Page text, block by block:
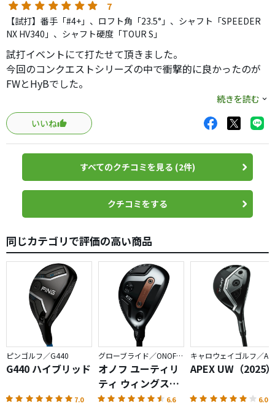
7
【試打】番手「#4+」、ロフト角「23.5°」、シャフト「SPEEDER
NX HV340」、シャフト硬度「TOUR S」
試打イベントにて打たせて頂きました。
今回のコンクエストシリーズの中で衝撃的に良かったのが
FWとHyBでした。
飛ぶわ曲がらないわ高さは出るわミスには強いわで本当に
文句なしでした。
見た目もスッキリしていて構えやすいですし、その場で衝
動的に購入を考えるくらい素晴らしいクラブでした。
何より純正シャフトが素晴らしく、試打したのは70ｇ台の
TourSスペックでしたが、ヘッドとマッチしていて非常に
私のHSはトラックマン表記でドライバー40後半あたりです
タム要らずなのを考えるとコストパフォーマンスの面でも
優れていると思います。
初心者〜上級者まで問題なく使える素晴らしいクラブだと
思いました。
続きを読む
いいね
すべてのクチコミを見る (2件)
クチコミをする
同じカテゴリで評価の高い商品
ピンゴルフ／G440
G440 ハイブリッド
7.0
グローブライド／ONOFF AKA
オノフ ユーティリ
ティ ウィングス
AKA（2026）
6.6
APEX UW（2025）
6.0